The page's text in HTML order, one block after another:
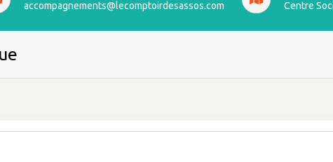
accompagnements@lecomptoirdesassos.com
Centre